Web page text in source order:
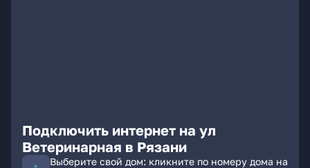
Подключить интернет на ул
Ветеринарная в Рязани
Выберите свой дом: кликните по номеру дома на